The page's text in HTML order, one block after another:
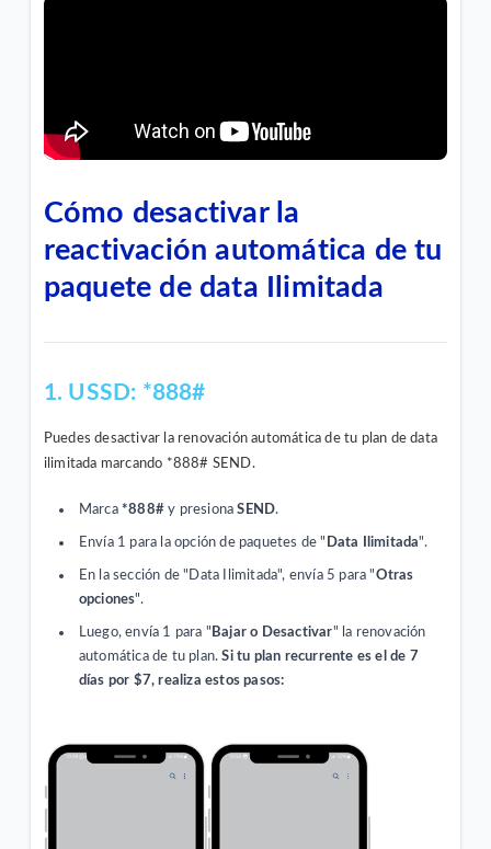
VER MÁS
Cómo desactivar la
reactivación automática de tu
paquete de data Ilimitada
1. USSD: *888#
Puedes desactivar la renovación automática de tu plan de data
ilimitada marcando *888# SEND.
Marca *888# y presionaSEND.
Envía 1 para la opción de paquetes de " Data Ilimitada".
En la sección de "Data Ilimitada", envía 5 para "Otras
opciones".
Luego, envía 1 para " Bajar o Desactivar" la renovación
automática de tu plan.Si tu plan recurrente es el de 7
días por $7, realiza estos pasos: